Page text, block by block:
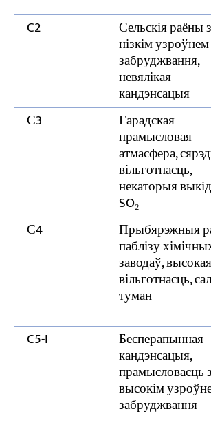
C2 Сельскія раёны з
нізкім узроўнем
забруджвання,
невялікая
кандэнсацыя
С3 Гарадская
прамысловая
атмасфера,
вільготнасць,
некаторыя
SO₂
С4 Прыбярэжныя
паблізу
заводаў, высокая
вільготнасць,
туман
C5-I Бесперапынная
кандэнсацыя,
прамысловасць з
высокім
забруджвання